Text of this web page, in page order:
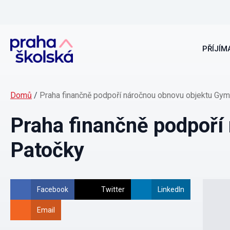
Domů / Praha finančně podpoří náročnou obnovu objektu
Praha finančně
Patočky
Facebook Twitter LinkedIn
Email